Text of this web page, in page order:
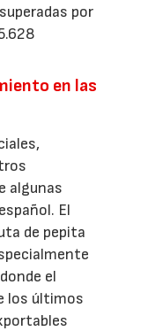
por
en las
algunas
El
de pepita
el
los últimos